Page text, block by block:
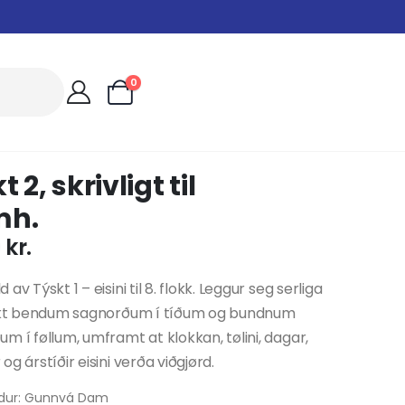
0
2, skrivligt til
kr.
av Týskt 1 – eisini til 8. flokk. Leggur seg serliga
bendum sagnorðum í tíðum og bundnum
í føllum, umframt at klokkan, tølini, dagar,
árstíðir eisini verða viðgjørd.
Gunnvá Dam